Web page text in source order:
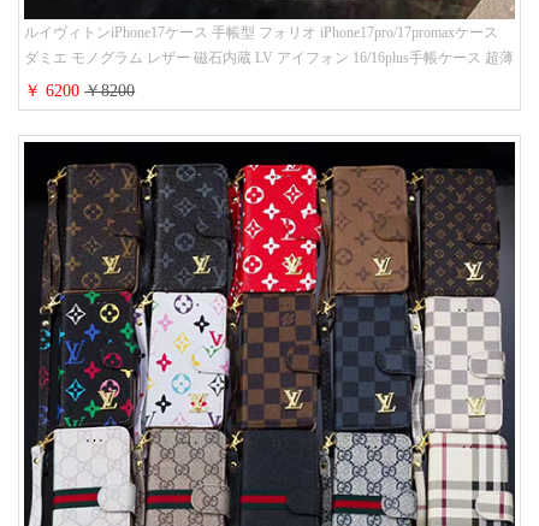
ルイヴィトンiPhone17ケース 手帳型 フォリオ iPhone17pro/17promaxケース
ダミエ モノグラム レザー 磁石内蔵 LV アイフォン 16/16plus手帳ケース 超薄
ビジネス風 メンズ レディース おしゃれ ブランドiphone15/14/13手帳型スマ
ホケース お 揃い
￥ 6200￥8200